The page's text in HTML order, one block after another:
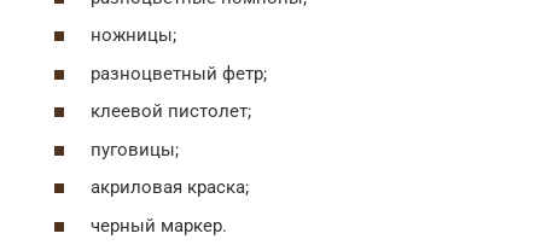
ножницы;
разноцветный фетр;
клеевой пистолет;
пуговицы;
акриловая краска;
черный маркер.